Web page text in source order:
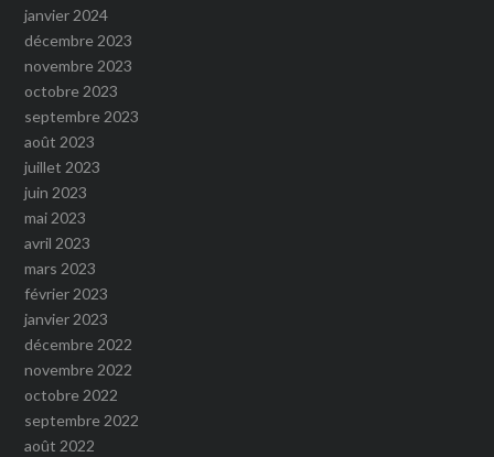
janvier 2024
décembre 2023
novembre 2023
octobre 2023
septembre 2023
août 2023
juillet 2023
juin 2023
mai 2023
avril 2023
mars 2023
février 2023
janvier 2023
décembre 2022
novembre 2022
octobre 2022
septembre 2022
août 2022